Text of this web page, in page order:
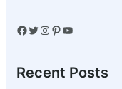
Facebook Twitter Instagram Pinterest YouTube
Recent Posts